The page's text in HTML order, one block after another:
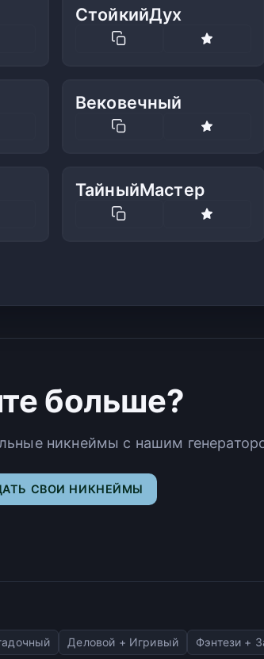
СтойкийДух
Вековечный
ТайныйМастер
больше?
никнеймы с нашим
СВОИ НИКНЕЙМЫ
Деловой + Игривый Фэнтези +